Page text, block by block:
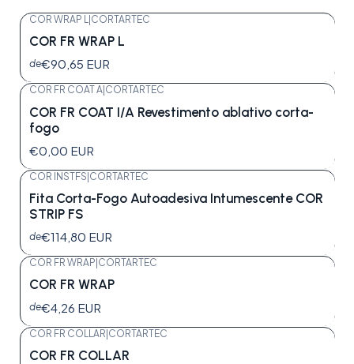
COR WRAP L CORTARTEC
COR FR WRAP L
de€90,65 EUR
COR FR COAT A CORTARTEC
COR FR COAT I/A Revestimento ablativo corta-
fogo
€0,00 EUR
COR INSTFS CORTARTEC
Fita Corta-Fogo Autoadesiva Intumescente COR
STRIP FS
de€114,80 EUR
COR FR WRAP CORTARTEC
COR FR WRAP
de€4,26 EUR
COR FR COLLAR|CORTARTEC
COR FR COLLAR